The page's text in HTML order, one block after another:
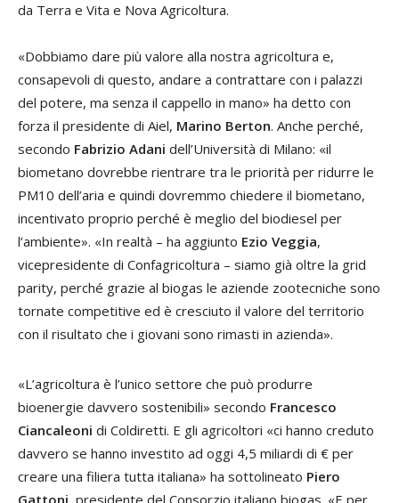
da Terra e Vita e Nova Agricoltura.
«Dobbiamo dare più valore alla nostra agricoltura e,
consapevoli di questo, andare a contrattare con i palazzi
del potere, ma senza il cappello in mano» ha detto con
forza il presidente di Aiel, Marino Berton. Anche perché,
secondo Fabrizio Adani dell’Università di Milano: «il
biometano dovrebbe rientrare tra le priorità per ridurre le
PM10 dell’aria e quindi dovremmo chiedere il biometano,
incentivato proprio perché è meglio del biodiesel per
l’ambiente». «In realtà – ha aggiunto Ezio Veggia,
vicepresidente di Confagricoltura – siamo già oltre la grid
parity, perché grazie al biogas le aziende zootecniche sono
tornate competitive ed è cresciuto il valore del territorio
con il risultato che i giovani sono rimasti in azienda».
«L’agricoltura è l’unico settore che può produrre
bioenergie davvero sostenibili» secondo Francesco
Ciancaleoni di Coldiretti. E gli agricoltori «ci hanno creduto
davvero se hanno investito ad oggi 4,5 miliardi di € per
creare una filiera tutta italiana» ha sottolineato Piero